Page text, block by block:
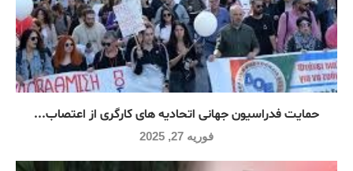
حمایت فدراسیون جهانی اتحادیه های کارگری از اعتصاب...
فوریه 27, 2025